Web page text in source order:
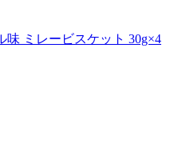
味 ミレービスケット 30g×4